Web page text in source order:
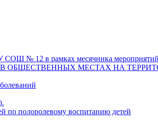
№ 12 в рамках месячника мероприятий
ОБЩЕСТВЕННЫХ МЕСТАХ НА
по полоролевому воспитанию детей